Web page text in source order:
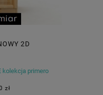
2D
kolekcja primero
zł